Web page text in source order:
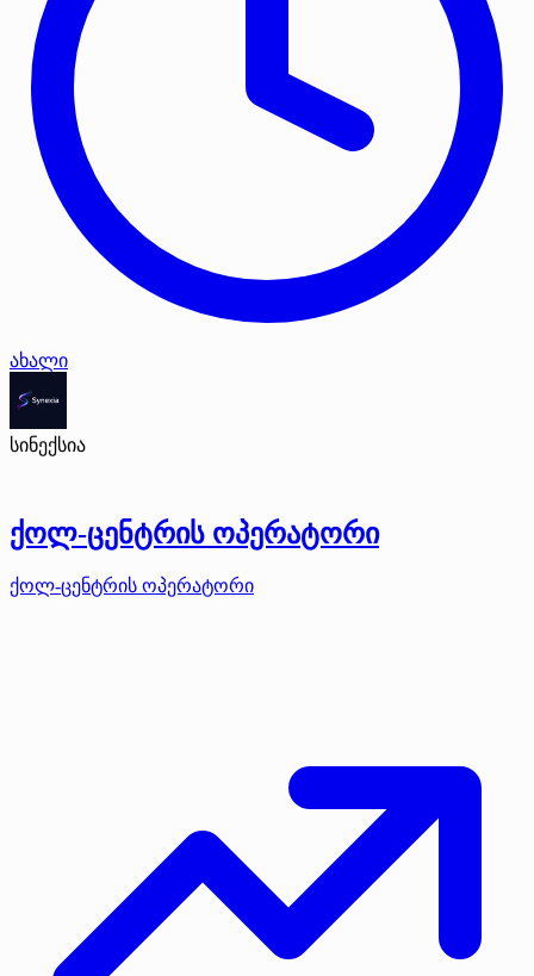
ახალი
სინექსია
ქოლ-ცენტრის ოპერატორი
ქოლ-ცენტრის ოპერატორი